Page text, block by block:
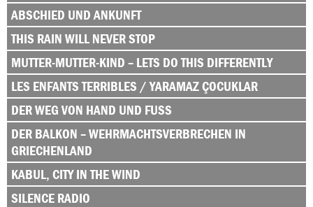
ABSCHIED UND ANKUNFT
THIS RAIN WILL NEVER STOP
MUTTER-MUTTER-KIND – LETS DO THIS DIFFERENTLY
LES ENFANTS TERRIBLES / YARAMAZ ÇOCUKLAR
DER WEG VON HAND UND FUSS
DER BALKON – WEHRMACHTSVERBRECHEN IN
GRIECHENLAND
KABUL, CITY IN THE WIND
SILENCE RADIO